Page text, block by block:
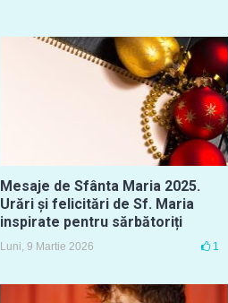
Mesaje de Sfânta Maria 2025.
Urări și felicitări de Sf. Maria
inspirate pentru sărbătoriți
Luni, 9 Martie 2026 1